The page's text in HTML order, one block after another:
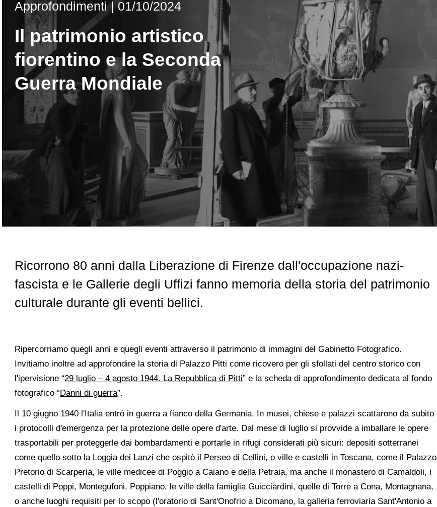
Approfondimenti|01/10/2024
Il patrimonio artistico
fiorentino e la Seconda
Guerra Mondiale
Ricorrono 80 anni dalla Liberazione di Firenze dall'occupazione nazi-
fascista e le Gallerie degli Uffizi fanno memoria della storia del patrimonio
culturale durante gli eventi bellici.
Ripercorriamo quegli anni e quegli eventi attraverso il patrimonio di immagini del Gabinetto Fotografico.
Invitiamo inoltre ad approfondire la storia di Palazzo Pitti come ricovero per gli sfollati del centro storico con
l'ipervisione “29 luglio – 4 agosto 1944. La Repubblica di Pitti” e la scheda di approfondimento dedicata al fondo
fotografico “Danni di guerra”.
Il 10 giugno 1940 l'Italia entrò in guerra a fianco della Germania. In musei, chiese e palazzi scattarono da subito
i protocolli d'emergenza per la protezione delle opere d'arte. Dal mese di luglio si provvide a imballare le opere
trasportabili per proteggerle dai bombardamenti e portarle in rifugi considerati più sicuri: depositi sotterranei
come quello sotto la Loggia dei Lanzi che ospitò il Perseo di Cellini, o ville e castelli in Toscana, come il Palazzo
Pretorio di Scarperia, le ville medicee di Poggio a Caiano e della Petraia, ma anche il monastero di Camaldoli, i
castelli di Poppi, Montegufoni, Poppiano, le ville della famiglia Guicciardini, quelle di Torre a Cona, Montagnana,
o anche luoghi requisiti per lo scopo (l'oratorio di Sant'Onofrio a Dicomano, la galleria ferroviaria Sant'Antonio a